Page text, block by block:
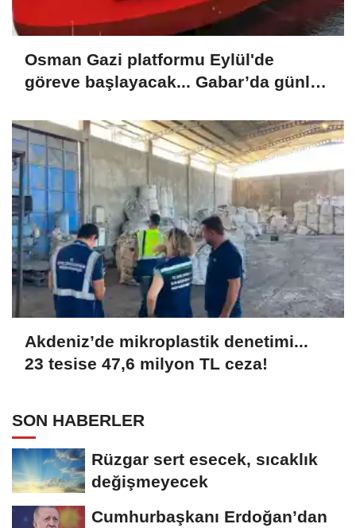
Osman Gazi platformu Eylül'de
göreve başlayacak... Gabar’da günlük
Akdeniz’de mikroplastik denetimi...
23 tesise 47,6 milyon TL ceza!
SON HABERLER
Rüzgar sert esecek, sıcaklık
değişmeyecek
Cumhurbaşkanı Erdoğan’dan